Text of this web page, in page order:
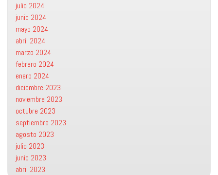
julio 2024
junio 2024
mayo 2024
abril 2024
marzo 2024
febrero 2024
enero 2024
diciembre 2023
noviembre 2023
octubre 2023
septiembre 2023
agosto 2023
julio 2023
junio 2023
abril 2023